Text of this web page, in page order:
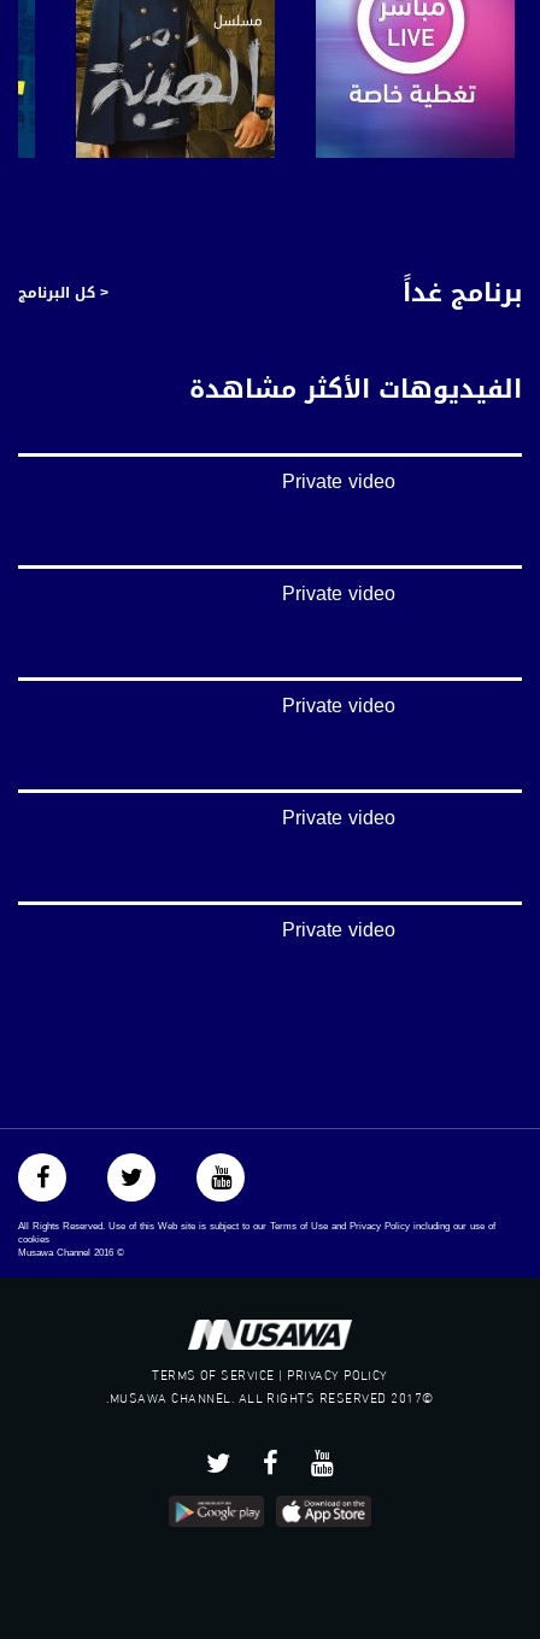
برنامج غداً < كل البرنامج
الفيديوهات الأكثر مشاهدة
Private video
Private video
Private video
Private video
Private video
All Rights Reserved. Use of this Web site is subject to our Terms of Use and Privacy Policy including our use of
cookies
©
2016
TERMS OF SERVICE | PRIVACY POLICY
©2017 MUSAWA CHANNEL. ALL RIGHTS RESERVED.